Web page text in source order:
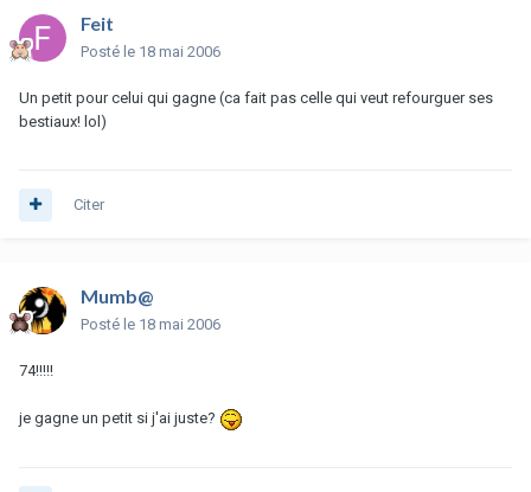
Feit
Posté le 18 mai 2006
Un petit pour celui qui gagne (ca fait pas celle qui veut refourguer ses
bestiaux! lol)
Citer
Mumb@
Posté le 18 mai 2006
74!!!!!
je gagne un petit si j'ai juste?